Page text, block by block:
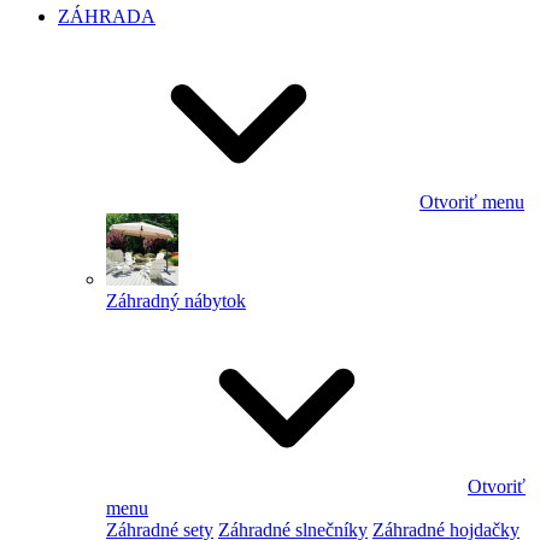
ZÁHRADA
Otvoriť menu
Záhradný nábytok
Otvoriť
menu
Záhradné sety Záhradné slnečníky Záhradné hojdačky